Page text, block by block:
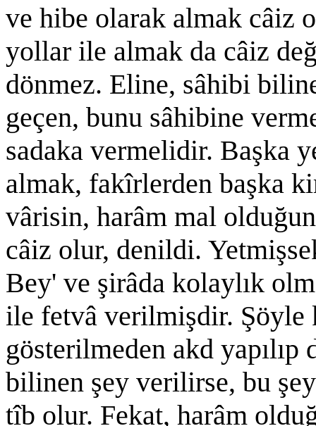
ve hibe olarak almak câiz
yollar ile almak da câiz
dönmez. Eline, sâhibi
geçen, bunu sâhibine
sadaka vermelidir. Başka
almak, fakîrlerden başka
vârisin, harâm mal
câiz olur, denildi.
Bey' ve şirâda kolaylık
ile fetvâ verilmişdir. Şöyle
gösterilmeden akd
bilinen şey verilirse, bu şey
tîb olur. Fekat, harâm